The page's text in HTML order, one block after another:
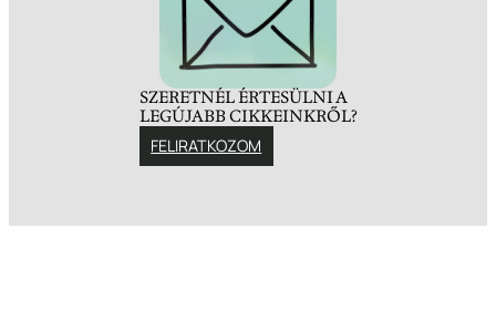
SZERETNÉL ÉRTESÜLNI A
LEGÚJABB CIKKEINKRŐL?
FELIRATKOZOM